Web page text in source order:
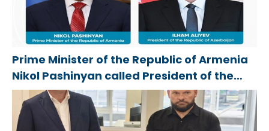
Prime Minister of the Republic of Armenia
Nikol Pashinyan called President of the
Republic of Azerbaijan Ilham Aliyev